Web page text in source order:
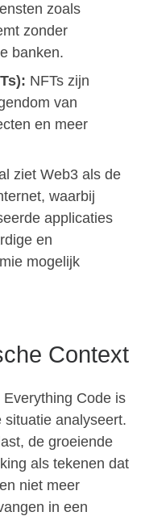
zoals
zonder
banken.
NFTs zijn
van
en meer
ziet Web3 als de
waarbij
applicaties
en
mogelijk
Context
Code is
analyseert.
de groeiende
als tekenen dat
niet meer
in een